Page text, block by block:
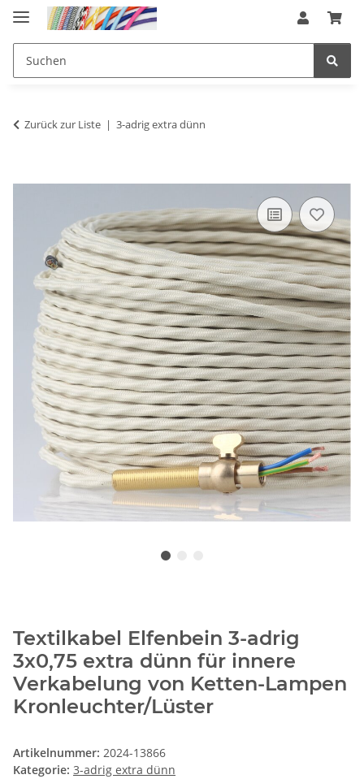
Zurück zur Liste 3-adrig extra dünn
Textilkabel Elfenbein 3-adrig
3x0,75 extra dünn für innere
Verkabelung von Ketten-Lampen
Kronleuchter/Lüster
Artikelnummer: 2024-13866
Kategorie: 3-adrig extra dünn